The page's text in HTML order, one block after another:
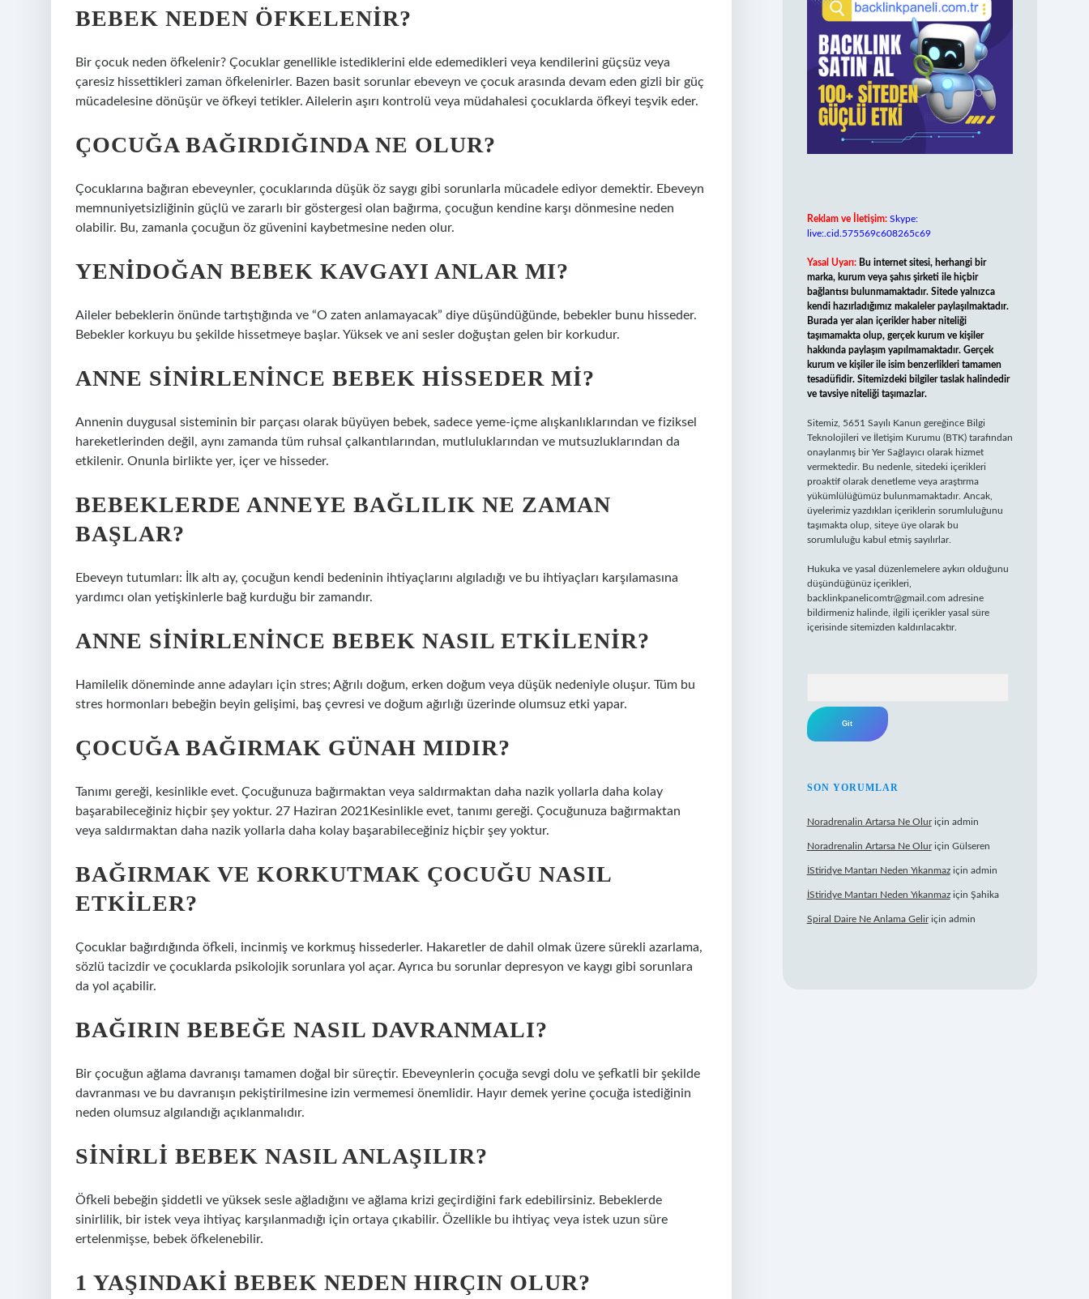
BEBEK NEDEN ÖFKELENIR?
Bir çocuk neden öfkelenir? Çocuklar genellikle istediklerini elde edemedikleri veya kendilerini güçsüz veya
çaresiz hissettikleri zaman öfkelenirler. Bazen basit sorunlar ebeveyn ve çocuk arasında devam eden gizli bir güç
mücadelesine dönüşür ve öfkeyi tetikler. Ailelerin aşırı kontrolü veya müdahalesi çocuklarda öfkeyi teşvik eder.
ÇOCUĞA BAĞIRDIĞINDA NE OLUR?
Çocuklarına bağıran ebeveynler, çocuklarında düşük öz saygı gibi sorunlarla mücadele ediyor demektir. Ebeveyn
memnuniyetsizliğinin güçlü ve zararlı bir göstergesi olan bağırma, çocuğun kendine karşı dönmesine neden
olabilir. Bu, zamanla çocuğun öz güvenini kaybetmesine neden olur.
YENIDOĞAN BEBEK KAVGAYI ANLAR MI?
Aileler bebeklerin önünde tartıştığında ve “O zaten anlamayacak” diye düşündüğünde, bebekler bunu hisseder.
Bebekler korkuyu bu şekilde hissetmeye başlar. Yüksek ve ani sesler doğuştan gelen bir korkudur.
ANNE SINIRLENINCE BEBEK HISSEDER MI?
Annenin duygusal sisteminin bir parçası olarak büyüyen bebek, sadece yeme-içme alışkanlıklarından ve fiziksel
hareketlerinden değil, aynı zamanda tüm ruhsal çalkantılarından, mutluluklarından ve mutsuzluklarından da
etkilenir. Onunla birlikte yer, içer ve hisseder.
BEBEKLERDE ANNEYE BAĞLILIK NE ZAMAN
BAŞLAR?
Ebeveyn tutumları: İlk altı ay, çocuğun kendi bedeninin ihtiyaçlarını algıladığı ve bu ihtiyaçları karşılamasına
yardımcı olan yetişkinlerle bağ kurduğu bir zamandır.
ANNE SINIRLENINCE BEBEK NASIL ETKILENIR?
Hamilelik döneminde anne adayları için stres; Ağrılı doğum, erken doğum veya düşük nedeniyle oluşur. Tüm bu
stres hormonları bebeğin beyin gelişimi, baş çevresi ve doğum ağırlığı üzerinde olumsuz etki yapar.
ÇOCUĞA BAĞIRMAK GÜNAH MIDIR?
Tanımı gereği, kesinlikle evet. Çocuğunuza bağırmaktan veya saldırmaktan daha nazik yollarla daha kolay
başarabileceğiniz hiçbir şey yoktur. 27 Haziran 2021Kesinlikle evet, tanımı gereği. Çocuğunuza bağırmaktan
veya saldırmaktan daha nazik yollarla daha kolay başarabileceğiniz hiçbir şey yoktur.
BAĞIRMAK VE KORKUTMAK ÇOCUĞU NASIL
ETKILER?
Çocuklar bağırdığında öfkeli, incinmiş ve korkmuş hissederler. Hakaretler de dahil olmak üzere sürekli azarlama,
sözlü tacizdir ve çocuklarda psikolojik sorunlara yol açar. Ayrıca bu sorunlar depresyon ve kaygı gibi sorunlara
da yol açabilir.
BAĞIRIN BEBEĞE NASIL DAVRANMALI?
Bir çocuğun ağlama davranışı tamamen doğal bir süreçtir. Ebeveynlerin çocuğa sevgi dolu ve şefkatli bir şekilde
davranması ve bu davranışın pekiştirilmesine izin vermemesi önemlidir. Hayır demek yerine çocuğa istediğinin
neden olumsuz algılandığı açıklanmalıdır.
SINIRLI BEBEK NASIL ANLAŞILIR?
Öfkeli bebeğin şiddetli ve yüksek sesle ağladığını ve ağlama krizi geçirdiğini fark edebilirsiniz. Bebeklerde
sinirlilik, bir istek veya ihtiyaç karşılanmadığı için ortaya çıkabilir. Özellikle bu ihtiyaç veya istek uzun süre
ertelenmişse, bebek öfkelenebilir.
1 YAŞINDAKI BEBEK NEDEN HIRÇIN OLUR?
Reklam ve İletişim: Skype:
live:.cid.575569c608265c69
Yasal Uyarı: Bu internet sitesi, herhangi bir
marka, kurum veya şahıs şirketi ile hiçbir
bağlantısı bulunmamaktadır. Sitede yalnızca
kendi hazırladığımız makaleler paylaşılmaktadır.
Burada yer alan içerikler haber niteliği
taşımamakta olup, gerçek kurum ve kişiler
hakkında paylaşım yapılmamaktadır. Gerçek
kurum ve kişiler ile isim benzerlikleri tamamen
tesadüfidir. Sitemizdeki bilgiler taslak halindedir
ve tavsiye niteliği taşımazlar.
Sitemiz, 5651 Sayılı Kanun gereğince Bilgi
Teknolojileri ve İletişim Kurumu (BTK) tarafından
onaylanmış bir Yer Sağlayıcı olarak hizmet
vermektedir. Bu nedenle, sitedeki içerikleri
proaktif olarak denetleme veya araştırma
yükümlülüğümüz bulunmamaktadır. Ancak,
üyelerimiz yazdıkları içeriklerin sorumluluğunu
taşımakta olup, siteye üye olarak bu
sorumluluğu kabul etmiş sayılırlar.
Hukuka ve yasal düzenlemelere aykırı olduğunu
düşündüğünüz içerikleri,
backlinkpanelicomtr@gmail.com adresine
bildirmeniz halinde, ilgili içerikler yasal süre
içerisinde sitemizden kaldırılacaktır.
SON YORUMLAR
Noradrenalin Artarsa Ne Oluriçin admin
Noradrenalin Artarsa Ne Oluriçin Gülseren
İStiridye Mantarı Neden Yıkanmaziçin admin
İStiridye Mantarı Neden Yıkanmaziçin Şahika
Spiral Daire Ne Anlama Geliriçin admin